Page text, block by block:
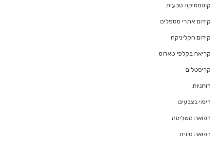
קוסמטיקה טבעית
קידום אתרי מטפלים
קידום הקליניקה
קריאה בקלפי טארוט
קריסטלים
רוחניות
ריפוי בצבעים
רפואה משלימה
רפואה סינית